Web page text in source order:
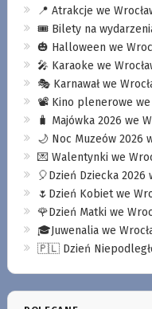
📍 Atrakcje we
🎟️ Bilety na
🎃 Halloween we
🎤 Karaoke we
🎭 Karnawał we
📽️ Kino plenerowe we
🧳 Majówka 2026 we
🌙 Noc Muzeów 2026
💌 Walentynki we
🎈Dzień Dziecka 2026
🌷Dzień Kobiet we
🌹Dzień Matki we
🎓Juwenalia we
🇵🇱 Dzień